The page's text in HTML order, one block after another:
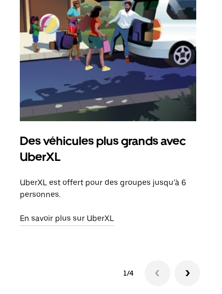
Des véhicules plus grands avec
UberXL
UberXL est offert pour des groupes jusqu’à 6
personnes.
En savoir plus sur UberXL
1/4